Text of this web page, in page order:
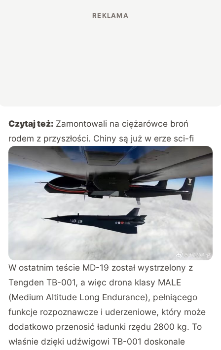
Czytaj też: Zamontowali na ciężarówce broń
rodem z przyszłości. Chiny są już w erze sci-fi
W ostatnim teście MD-19 został wystrzelony z
Tengden TB-001, a więc drona klasy MALE
(Medium Altitude Long Endurance), pełniącego
funkcje rozpoznawcze i uderzeniowe, który może
dodatkowo przenosić ładunki rzędu 2800 kg. To
właśnie dzięki udźwigowi TB-001 doskonale